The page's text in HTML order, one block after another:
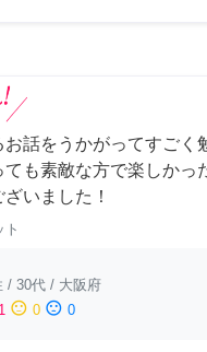
話をうかがってすごく
ても素敵な方で楽しかっ
いました！
ト
/ 30代 / 大阪府
1 sentiment_neutral 0 sentiment_dissatisfied 0